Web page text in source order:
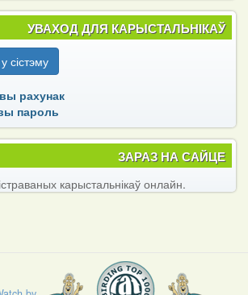
УВАХОД ДЛЯ КАРЫСТАЛЬНІКАЎ
сістэму
рахунак
пароль
ЗАРАЗ НА САЙЦЕ
карыстальнікаў онлайн.